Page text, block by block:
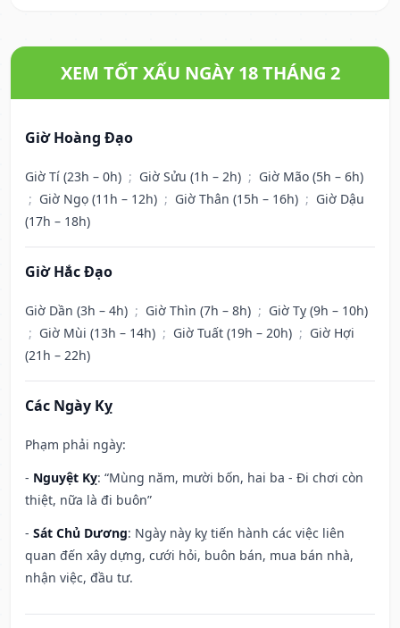
XEM TỐT XẤU NGÀY 18 THÁNG 2
Giờ Hoàng Đạo
Giờ Tí (23h – 0h) ; Giờ Sửu (1h – 2h) ; Giờ Mão (5h – 6h)
; Giờ Ngọ (11h – 12h) ; Giờ Thân (15h – 16h) ; Giờ Dậu
(17h – 18h)
Giờ Hắc Đạo
Giờ Dần (3h – 4h) ; Giờ Thìn (7h – 8h) ; Giờ Tỵ (9h – 10h)
; Giờ Mùi (13h – 14h) ; Giờ Tuất (19h – 20h) ; Giờ Hợi
(21h – 22h)
Các Ngày Kỵ
Phạm phải ngày:
- Nguyệt Kỵ: “Mùng năm, mười bốn, hai ba - Đi chơi còn
thiệt, nữa là đi buôn”
- Sát Chủ Dương: Ngày này kỵ tiến hành các việc liên
quan đến xây dựng, cưới hỏi, buôn bán, mua bán nhà,
nhận việc, đầu tư.